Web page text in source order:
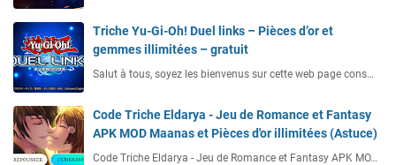
Triche Yu-Gi-Oh! Duel links – Pièces d’or et
gemmes illimitées – gratuit
Salut à tous, soyez les bienvenus sur cette web page cons…
Code Triche Eldarya - Jeu de Romance et Fantasy
APK MOD Maanas et Pièces d'or illimitées (Astuce)
Code Triche Eldarya - Jeu de Romance et Fantasy APK MO…